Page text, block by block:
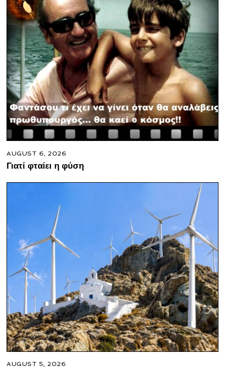
AUGUST 6, 2026
Γιατί φταίει η φύση
AUGUST 5, 2026